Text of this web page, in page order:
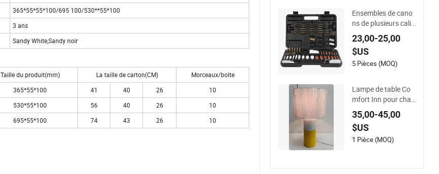
365*55*55*100/695 100/530**55*100
3 ans
Sandy White,Sandy noir
Taille du produit(mm) La taille de carton(CM)
Morceaux/boîte
365*55*100 41 40 26
10
530*55*100 56 40 26
10
695*55*100 74 43 26 10
Ensembles de cano
ns de plusieurs calib
res avec outils de ne
ttoyage portables et
durables
23,00-25,00
$US
5 Pièces (MOQ)
Lampe de table Co
mfort Inn pour cha
mbre avec lit queen
et king, table de che
vet avec doubles pri
ses AC, lampe d&#3
35,00-45,00
$US
1 Pièce (MOQ)